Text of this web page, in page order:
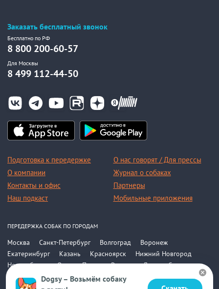
Dogsy – Возьмём собаку
Заказать бесплатный звонок
Бесплатно по РФ
8 800 200-60-57
Для Москвы
8 499 112-44-50
Подготовка к передержке
О компании
Контакты и офис
Наш подкаст
О нас говорят / Для прессы
Журнал о собаках
Партнеры
Мобильные приложения
ПЕРЕДЕРЖКА СОБАК ПО ГОРОДАМ
Москва Санкт-Петербург Волгоград
Воронеж
Екатеринбург
Казань Красноярск
Нижний Новгород
Новосибирск
Омск Пермь Ростов-на-Дону
Самара
Саратов
Уфа Челябинск Все города